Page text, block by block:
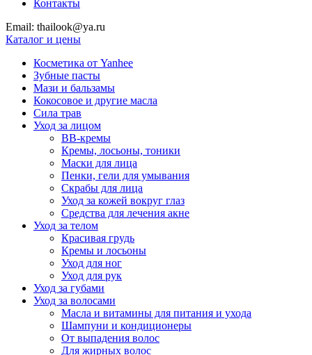
Контакты
Email: thailook@ya.ru
Каталог и цены
Косметика от Yanhee
Зубные пасты
Мази и бальзамы
Кокосовое и другие масла
Сила трав
Уход за лицом
BB-кремы
Кремы, лосьоны, тоники
Маски для лица
Пенки, гели для умывания
Скрабы для лица
Уход за кожей вокруг глаз
Средства для лечения акне
Уход за телом
Красивая грудь
Кремы и лосьоны
Уход для ног
Уход для рук
Уход за губами
Уход за волосами
Масла и витамины для питания и ухода
Шампуни и кондиционеры
От выпадения волос
Для жирных волос